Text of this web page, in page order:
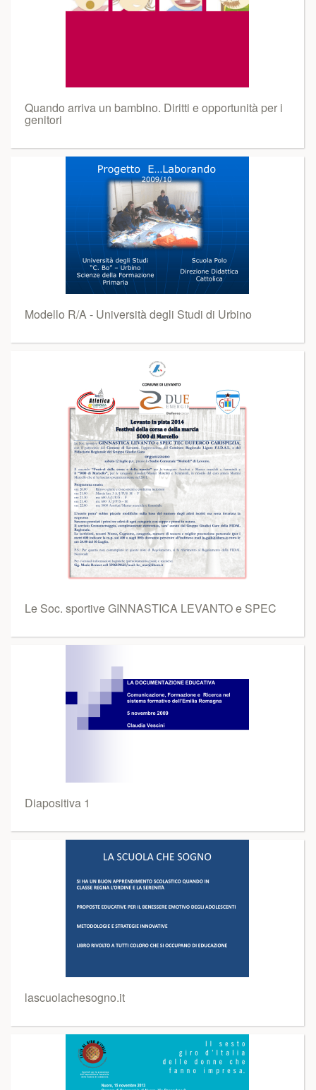
Quando arriva un bambino. Diritti e opportunità per i
genitori
Modello R/A - Università degli Studi di Urbino
Le Soc. sportive GINNASTICA LEVANTO e SPEC
Diapositiva 1
lascuolachesogno.it